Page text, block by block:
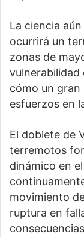
La ciencia
ocurrirá un
zonas de
vulnerabilidad
cómo un gran
esfuerzos en
El doblete de
terremotos
dinámico en
movimiento
ruptura en